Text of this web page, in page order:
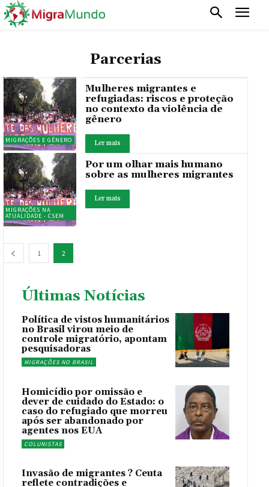
Parcerias
MIGRAÇÕES E GÊNERO
Mulheres migrantes e
refugiadas: riscos e proteção
no contexto da violência de
gênero
Ler mais
MIGRAÇÕES NA
ATUALIDADE - CSEM
Por um olhar mais humano
sobre as mulheres migrantes
Ler mais
1 2
Últimas Notícias
Política de vistos humanitários
no Brasil virou meio de
controle migratório, apontam
pesquisadoras
MIGRAÇÕES NO BRASIL
Homicídio por omissão e
dever de cuidado do Estado: o
caso do refugiado que morreu
após ser abandonado por
agentes nos EUA
COLUNISTAS
Invasão de migrantes ? Ceuta
reflete contradições e